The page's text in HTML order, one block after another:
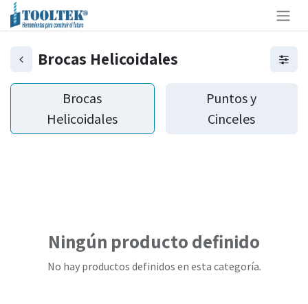
Brocas Helicoidales
Brocas
Helicoidales
Puntos y
Cinceles
Ningún producto definido
No hay productos definidos en esta categoría.